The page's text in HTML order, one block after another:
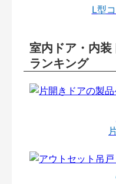
L型
室内ドア・内
ランキング